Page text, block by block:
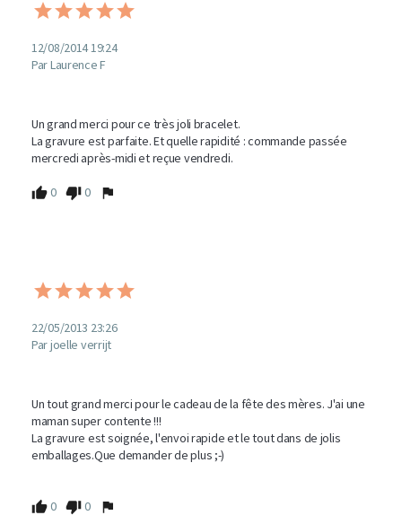
12/08/2014 19:24
Par Laurence F
Un grand merci pour ce très joli bracelet.
La gravure est parfaite. Et quelle rapidité : commande passée
mercredi après-midi et reçue vendredi.
0 0
22/05/2013 23:26
Par joelle verrijt
Un tout grand merci pour le cadeau de la fête des mères. J'ai une
maman super contente !!!
La gravure est soignée, l'envoi rapide et le tout dans de jolis
emballages.Que demander de plus ;-)
0 0